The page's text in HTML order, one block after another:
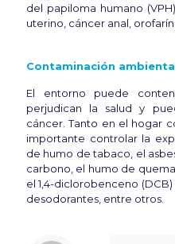
del papiloma humano
uterino, cáncer anal,
Contaminación
El entorno puede
perjudican la salud y
cáncer. Tanto en el hogar
importante controlar la
de humo de tabaco, el
carbono, el humo de
el 1,4-diclorobenceno
desodorantes, entre otros.